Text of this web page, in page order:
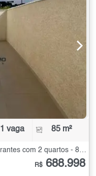
1 vaga 85 m²
R$ 688.998